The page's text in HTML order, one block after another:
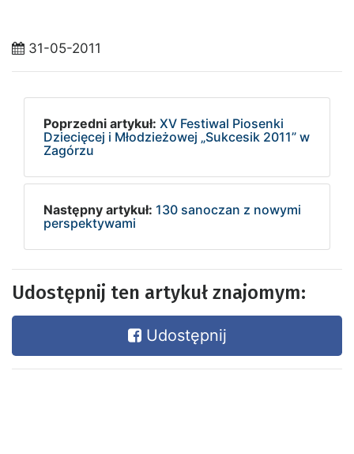
31-05-2011
Poprzedni artykuł: XV Festiwal Piosenki
Dziecięcej i Młodzieżowej „Sukcesik 2011” w
Zagórzu
Następny artykuł: 130 sanoczan z nowymi
perspektywami
Udostępnij ten artykuł znajomym:
Udostępnij